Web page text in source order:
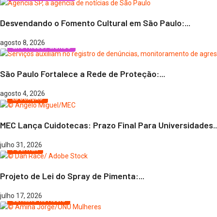
Desvendando o Fomento Cultural em São Paulo:...
agosto 8, 2026
SÃO PAULO / MUNDO
São Paulo Fortalece a Rede de Proteção:...
agosto 4, 2026
EDUCAÇÃO
MEC Lança Cuidotecas: Prazo Final Para
julho 31, 2026
POLÍTICA
Projeto de Lei do Spray de Pimenta:...
julho 17, 2026
ÚLTIMAS NOTÍCIAS